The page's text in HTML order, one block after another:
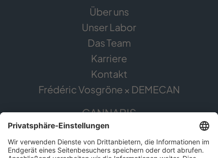
Über uns
Unser Labor
Das Team
Karriere
Kontakt
Frédéric Vosgröne × DEMECAN
CANNABIS
Die Pflanze
Anwendungsgebiete